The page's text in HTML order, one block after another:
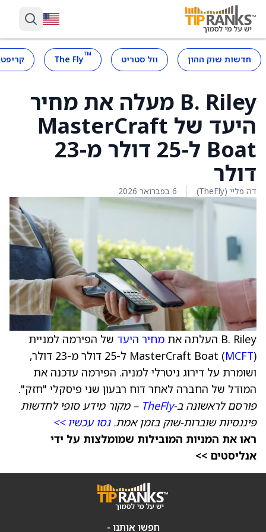
חדשות שוק ההון וול סטריט ™
The Fly
B. Riley מעלה את מחיר
היעד של MasterCraft
Boat ל-25 דולר מ-23
דולר
דה פליי (TheFly) 6 בפברואר 2026
B. Riley העלתה את מחיר היעד של הפירמה למניית
MasterCraft Boat (MCFT
) ל-25 דולר מ-23 דולר,
ושומרת על דירוג ניטרלי למניה. הפירמה עדכנה את
המודל של החברה לאחר דוח רבעון שני פיסקלי "חזק".
פורסם לראשונה ב-TheFly – מקור מידע סופי לחדשות
פיננסיות שוברות-שוק בזמן אמת.נסו עכשיו >>
ראו את המניות המובילות שמומלצות על ידי
אנליסטים >>
חפשו אותנו -